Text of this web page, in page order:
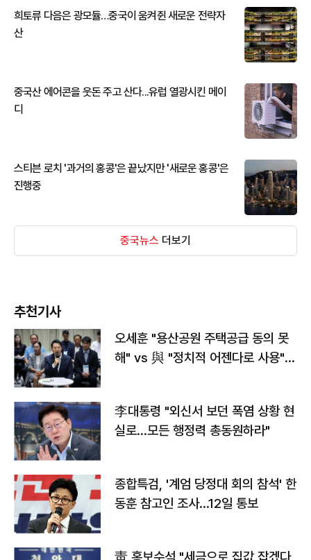
희토류 다음은 광모듈…중국이 움켜쥔 새로운 전략자
산
중국산 에어콘을 웃돈 주고 산다...유럽 열광시킨 메이
디
스티븐 로치 '과거의 홍콩'은 끝났지만 '새로운 홍콩'은
진행중
중국뉴스 더보기
추천기사
오세훈 "용산공원 주택공급 동의 못
해" vs 與 "정치적 어젠다로 사용"
李대통령 "외신서 보던 폭염 상황 현
실로…모든 행정력 총동원하라"
종합특검, '계엄 당정대 회의 참석' 한
동훈 참고인 조사...12일 통보
靑 홍보수석 "세금으로 집값 잡겠다